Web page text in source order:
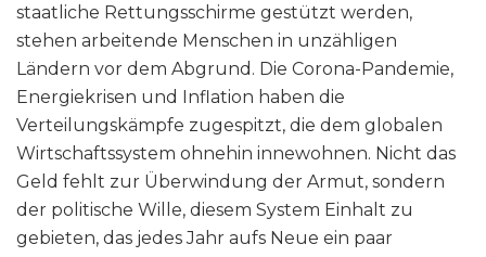
staatliche Rettungsschirme gestützt werden,
stehen arbeitende Menschen in unzähligen
Ländern vor dem Abgrund. Die Corona-Pandemie,
Energiekrisen und Inflation haben die
Verteilungskämpfe zugespitzt, die dem globalen
Wirtschaftssystem ohnehin innewohnen. Nicht das
Geld fehlt zur Überwindung der Armut, sondern
der politische Wille, diesem System Einhalt zu
gebieten, das jedes Jahr aufs Neue ein paar